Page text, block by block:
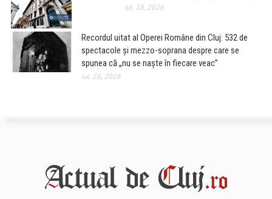
iul. 28, 2026
Recordul uitat al Operei Române din Cluj: 532 de
spectacole și mezzo-soprana despre care se
spunea că „nu se naște în fiecare veac”
iul. 26, 2026